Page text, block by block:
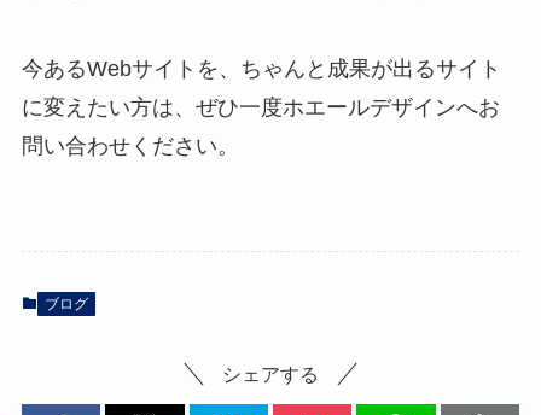
今あるWebサイトを、ちゃんと成果が出るサイト
に変えたい方は、ぜひ一度ホエールデザインへお
問い合わせください。
ブログ
シェアする